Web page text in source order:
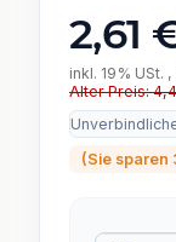
2,61
inkl. 19% USt.
Alter Preis:
(Sie sparen